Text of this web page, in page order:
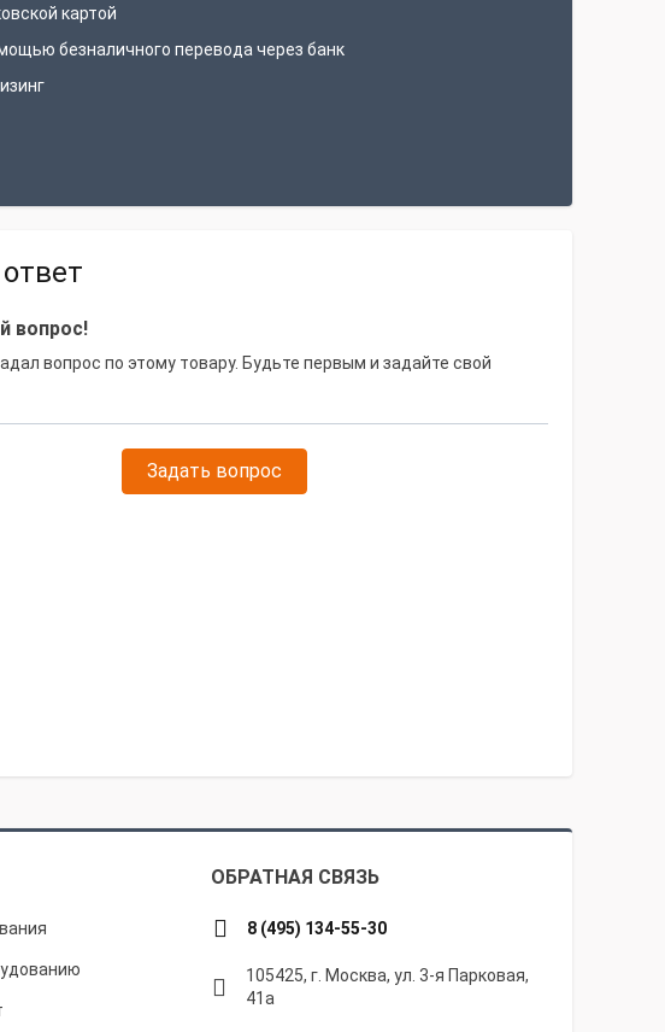
картой
безналичного перевода через банк
поставку дизель генератора 200 кВт в аренду, с
оператора и организацией бытовки, для
с вашей компанией остались только положительные эмоции.
вопрос!
вопрос по этому товару. Будьте первым и задайте свой
Задать вопрос
ОБРАТНАЯ СВЯЗЬ
8 (495) 134-55-30
105425, г. Москва, ул. 3-я Парковая,
41а